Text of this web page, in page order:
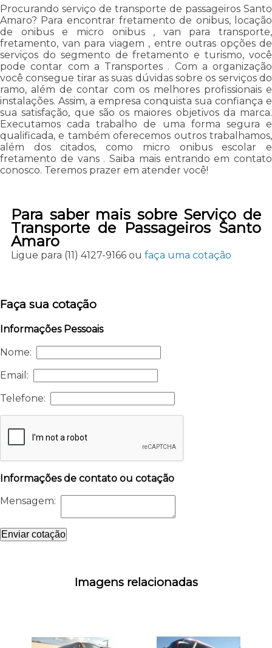
Procurando serviço de transporte de passageiros Santo
Amaro? Para encontrar fretamento de onibus, locação
de onibus e micro onibus , van para transporte,
fretamento, van para viagem , entre outras opções de
serviços do segmento de fretamento e turismo, você
pode contar com a Transportes . Com a organização
você consegue tirar as suas dúvidas sobre os serviços do
ramo, além de contar com os melhores profissionais e
instalações. Assim, a empresa conquista sua confiança e
sua satisfação, que são os maiores objetivos da marca.
Executamos cada trabalho de uma forma segura e
qualificada, e também oferecemos outros trabalhamos,
além dos citados, como micro onibus escolar e
fretamento de vans . Saiba mais entrando em contato
conosco. Teremos prazer em atender você!
Para saber mais sobre Serviço de
Transporte de Passageiros Santo
Amaro
Ligue para (11) 4127-9166ou faça uma cotação
Faça sua cotação
Informações Pessoais
Nome:
Email:
Telefone:
Informações de contato ou cotação
Mensagem:
Enviar cotação
Imagens relacionadas